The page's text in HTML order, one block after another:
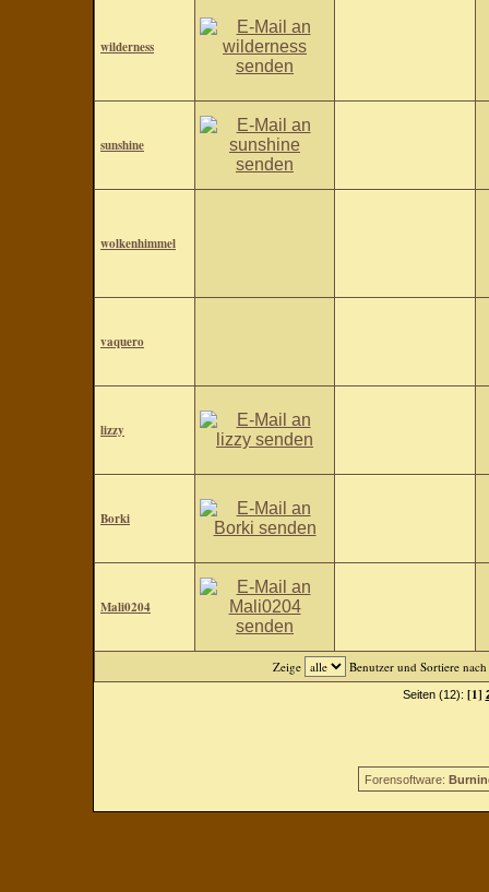
wilderness
sunshine
wolkenhimmel
vaquero
lizzy
Borki
Mali0204
Zeige Benutzer und Sortiere nach
Seiten (12): [1]
Forensoftware: